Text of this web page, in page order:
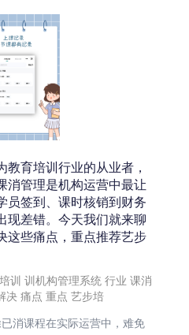
育培训行业的从业者，
消管理是机构运营中最让
员签到、课时核销到财务
现差错。今天我们就来聊
这些痛点，重点推荐艺步
训 训机构管理系统 行业 课消
决 痛点 重点 艺步培
消课程在实际运营中，难免